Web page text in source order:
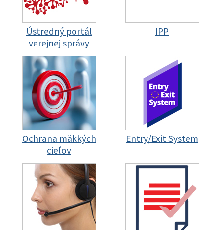
Ústredný portál
verejnej správy
IPP
Ochrana mäkkých
cieľov
Entry/Exit System